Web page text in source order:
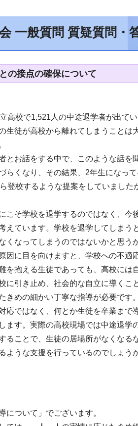
一般質問 質疑質問・
の接点の確保について
高校で1,521人の中途退学者が出て
生徒が高校から離れてしまうこと
とお話をする中で、このような話
らくなり、その結果、2年生になっ
登校するような提案をしていまし
こそ学校を退学するのではなく、
えています。学校を退学してしま
くなってしまうのではないかと思う
因に目を向けますと、学校への不
を抱える生徒であっても、高校に
に引き止め、社会的な自立に導く
きめの細かい丁寧な指導が必要で
応ではなく、何とか生徒を卒業まで
ます。実際の高校現場では中途退
ることで、生徒の居場所がなくな
ような支援を行っているのでしょうか
について」でございます。